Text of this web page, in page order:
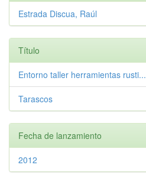
Estrada Discua, Raúl
Título
Entorno taller herramientas rusti...
Tarascos
Fecha de lanzamiento
2012